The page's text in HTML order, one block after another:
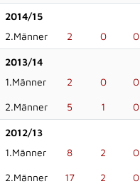
2014/15
2.Männer
2 0 0
2013/14
1.Männer
2 0 0
2.Männer 5 1 0
2012/13
1.Männer
8 2 0
2.Männer 17 2 0